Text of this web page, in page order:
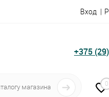
Вход
+375
0